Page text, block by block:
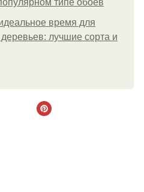
типе обоев
время для
деревьев: лучшие сорта и